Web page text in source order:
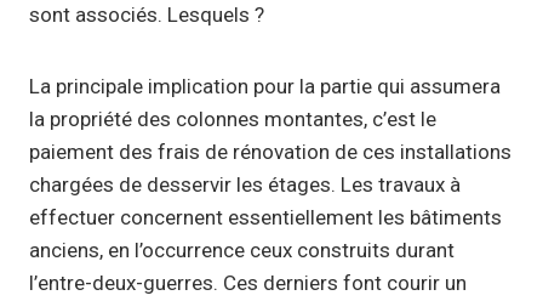
sont associés. Lesquels ?
La principale implication pour la partie qui assumera
la propriété des colonnes montantes, c’est le
paiement des frais de rénovation de ces installations
chargées de desservir les étages. Les travaux à
effectuer concernent essentiellement les bâtiments
anciens, en l’occurrence ceux construits durant
l’entre-deux-guerres. Ces derniers font courir un